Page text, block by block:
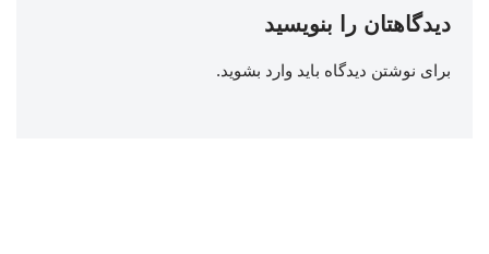
دیدگاهتان را بنویسید
برای نوشتن دیدگاه باید وارد بشوید.